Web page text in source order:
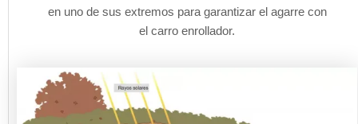
en uno de sus extremos para garantizar el agarre con
el carro enrollador.